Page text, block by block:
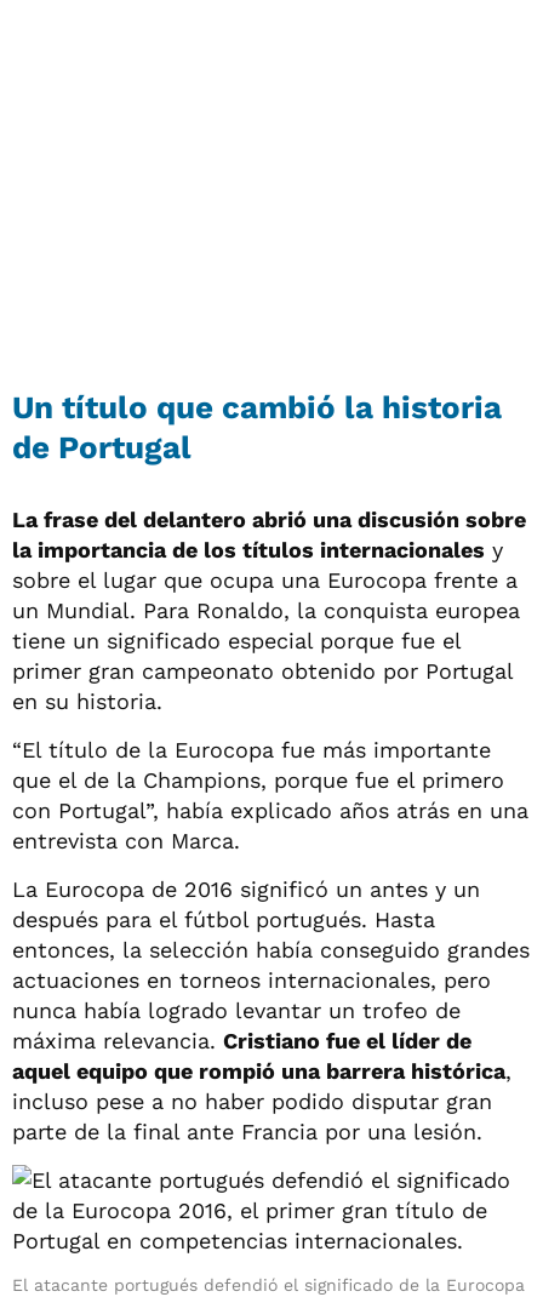
Un título que cambió la historia
de Portugal
La frase del delantero abrió una discusión sobre
la importancia de los títulos internacionales y
sobre el lugar que ocupa una Eurocopa frente a
un Mundial. Para Ronaldo, la conquista europea
tiene un significado especial porque fue el
primer gran campeonato obtenido por Portugal
en su historia.
“El título de la Eurocopa fue más importante
que el de la Champions, porque fue el primero
con Portugal”, había explicado años atrás en una
entrevista con Marca.
La Eurocopa de 2016 significó un antes y un
después para el fútbol portugués. Hasta
entonces, la selección había conseguido grandes
actuaciones en torneos internacionales, pero
nunca había logrado levantar un trofeo de
máxima relevancia. Cristiano fue el líder de
aquel equipo que rompió una barrera histórica,
incluso pese a no haber podido disputar gran
parte de la final ante Francia por una lesión.
El atacante portugués defendió el significado de la Eurocopa